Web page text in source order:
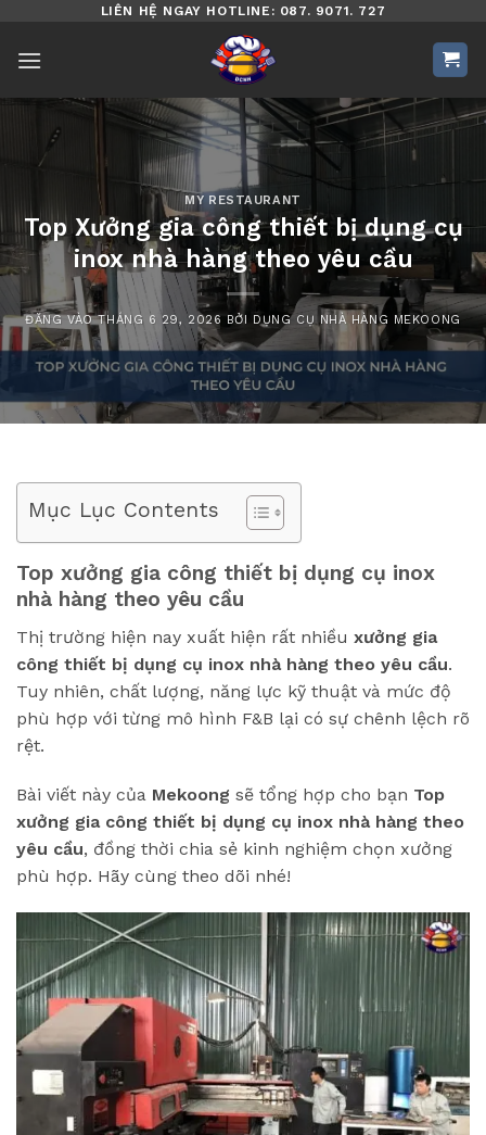
nội
dung
LIÊN HỆ NGAY HOTLINE: 087. 9071. 727
MY RESTAURANT
Top Xưởng gia công thiết bị dụng cụ
inox nhà hàng theo yêu cầu
ĐĂNG VÀOTHÁNG 6 29, 2026 BỞI DỤNG CỤ NHÀ HÀNG MEKOONG
Mục Lục Contents
Top xưởng gia công thiết bị dụng cụ inox
nhà hàng theo yêu cầu
Thị trường hiện nay xuất hiện rất nhiều xưởng gia
công thiết bị dụng cụ inox nhà hàng theo yêu cầu.
Tuy nhiên, chất lượng, năng lực kỹ thuật và mức độ
phù hợp với từng mô hình F&B lại có sự chênh lệch rõ
rệt.
Bài viết này của Mekoong sẽ tổng hợp cho bạn Top
xưởng gia công thiết bị dụng cụ inox nhà hàng theo
yêu cầu, đồng thời chia sẻ kinh nghiệm chọn xưởng
phù hợp. Hãy cùng theo dõi nhé!